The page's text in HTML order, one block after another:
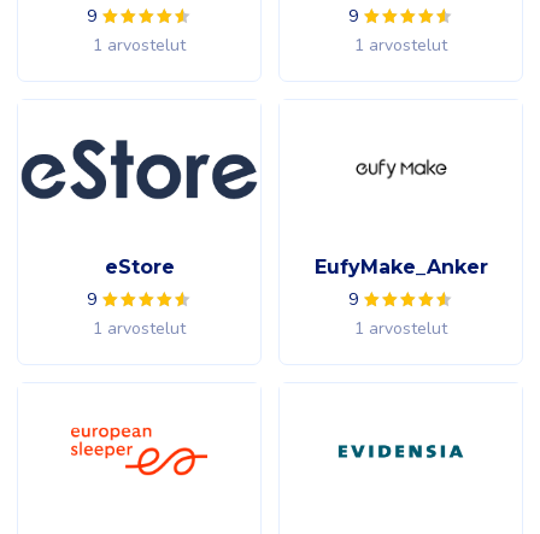
9
1 arvostelut
9
1 arvostelut
eStore
9
1 arvostelut
EufyMake_Anker
9
1 arvostelut